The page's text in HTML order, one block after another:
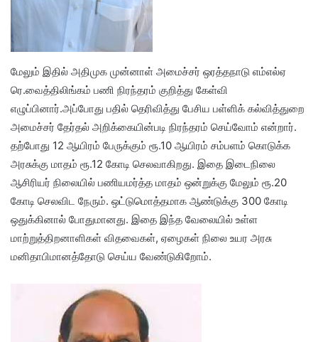
மேலும் இதில் அதிமுக முன்னாள் அமைச்சர் ஒரத்தநாடு எம்எல்ஏ
ரெ.வைத்திலிங்கம் பணி நிரந்தரம் குறித்து கேள்வி
எழுப்பினார்.அப்போது பதில் தெரிவித்து பேசிய பள்ளிக் கல்வித்துறை
அமைச்சர் தேர்தல் அறிக்கையின்படி நிரந்தரம் செய்வோம் என்றார்.
தற்போது 12 ஆயிரம் பேருக்கும் ரூ.10 ஆயிரம் சம்பளம் கொடுக்க
அரசுக்கு மாதம் ரூ.12 கோடி செலவாகிறது. இதை இடைநிலை
ஆசிரியர் நிலையில் பணியமர்த்த மாதம் ஒன்றுக்கு மேலும் ரூ.20
கோடி செலவிட நேரும். ஒட்டுமொத்தமாக ஆண்டுக்கு 300 கோடி
ஒதுக்கினால் போதுமானது. இதை இந்த வேலையில் உள்ள
மாற்றுத்திறனாளிகள் விதவைகள், ஏழைகள் நிலை உயர அரசு
மனிதாபிமானத்தோடு செய்ய வேண்டுகிறோம்.